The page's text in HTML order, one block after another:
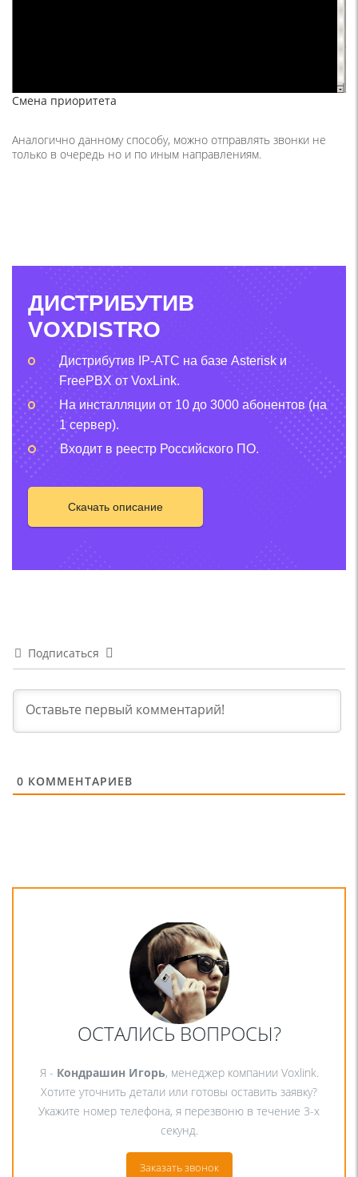
Смена приоритета
Аналогично данному способу, можно отправлять звонки не
только в очередь но и по иным направлениям.
ДИСТРИБУТИВ
VOXDISTRO
Дистрибутив IP-АТС на базе Asterisk и
FreePBX от VoxLink.
На инсталляции от 10 до 3000 абонентов (на
1 сервер).
Входит в реестр Российского ПО.
Скачать описание
Подписаться
0 КОММЕНТАРИЕВ
ОСТАЛИСЬ ВОПРОСЫ?
Я - Кондрашин Игорь, менеджер компании Voxlink.
Хотите уточнить детали или готовы оставить заявку?
Укажите номер телефона, я перезвоню в течение 3-х
секунд.
Заказать звонок